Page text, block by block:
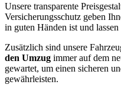
Unsere transparente
Versicherungsschutz geben
in guten Händen ist und
Zusätzlich sind unsere
den Umzug immer auf dem
gewartet, um einen sicheren
gewährleisten.